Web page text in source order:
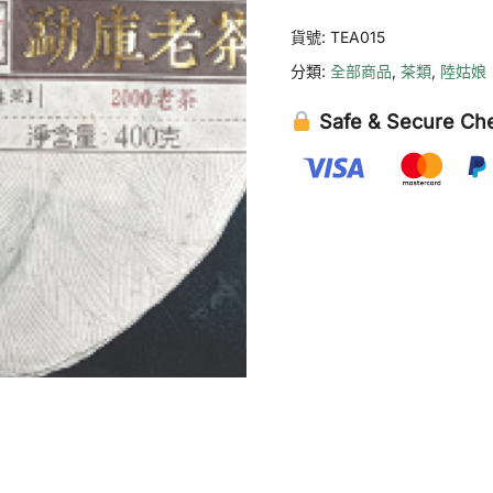
洱
（生
茶）
貨號: TEA015
分類: 全部商品, 茶類, 陸姑娘
Safe & Secure